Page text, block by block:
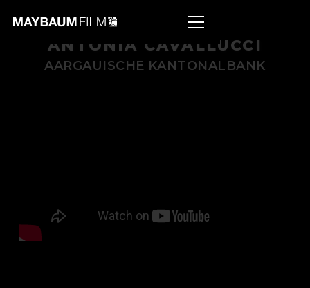
ANTONIA CAVALLUCCI
AARGAUISCHE KANTONALBANK